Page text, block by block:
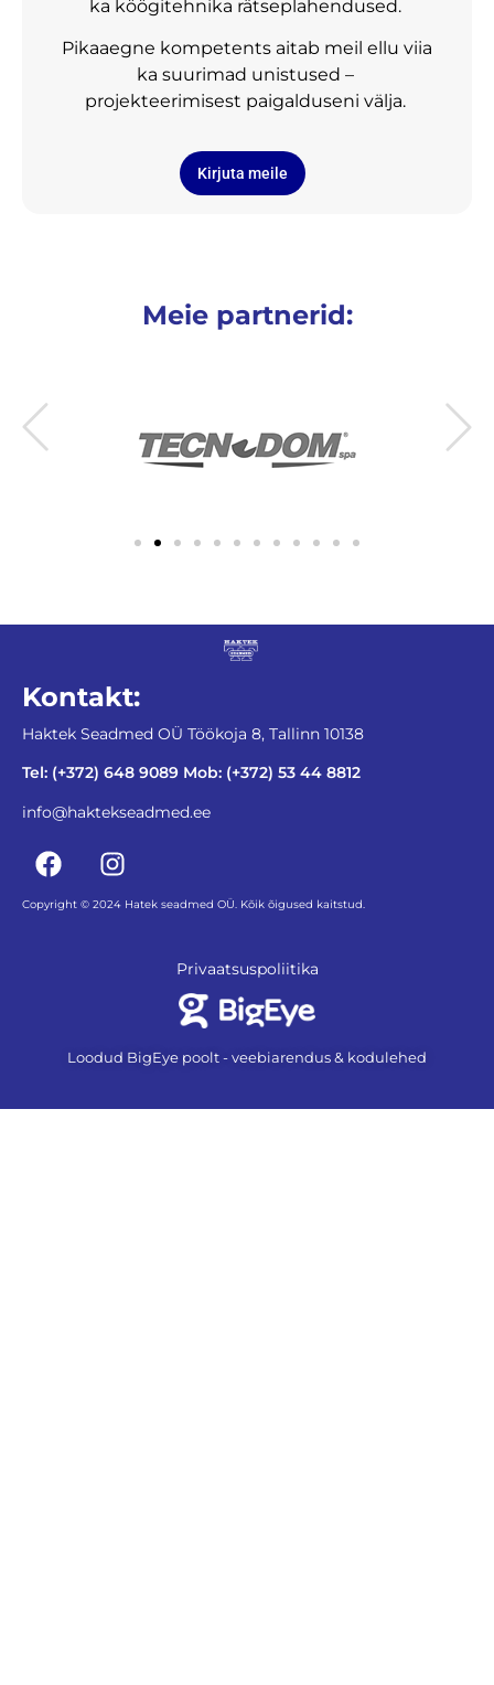
ka köögitehnika rätseplahendused.
Pikaaegne kompetents aitab meil ellu viia
ka suurimad unistused –
projekteerimisest paigalduseni välja.
Kirjuta meile
Meie partnerid:
Kontakt:
Haktek Seadmed OÜ Töökoja 8, Tallinn 10138
Tel: (+372) 648 9089 Mob: (+372) 53 44 8812
info@haktekseadmed.ee
Copyright © 2024 Hatek seadmed OÜ. Kõik õigused kaitstud.
Privaatsuspoliitika
Loodud BigEye poolt - veebiarendus & kodulehed